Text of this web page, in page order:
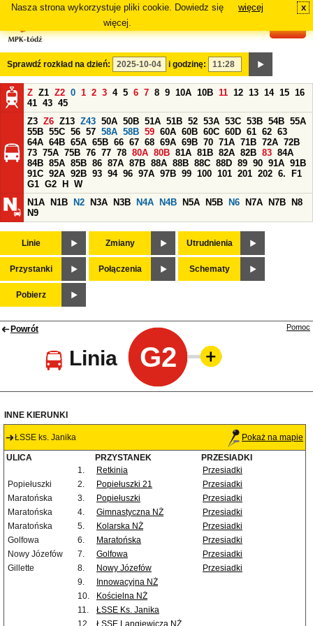
Nasza strona wykorzystuje pliki cookie. Dowiedz się
więcej.
więcej x
Sprawdź rozkład na dzień: i godzinę:
Z Z1 Z2 0 1 2 3 4 5 6 7 8 9 10A 10B 11 12 13 14 15 16
41 43 45
Z3 Z6 Z13 Z43 50A 50B 51A 51B 52 53A 53C 53B 54B 55A
55B 55C 56 57 58A 58B 59 60A 60B 60C 60D 61 62 63
64A 64B 65A 65B 66 67 68 69A 69B 70 71A 71B 72A 72B
73 75A 75B 76 77 78 80A 80B 81A 81B 82A 82B 83 84A
84B 85A 85B 86 87A 87B 88A 88B 88C 88D 89 90 91A 91B
91C 92A 92B 93 94 96 97A 97B 99 100 101 201 202 6.
F1
G1 G2 H
W
N1A
N1B N2 N3A N3B N4A N4B N5A N5B N6 N7A N7B
N8
N9
Linie Zmiany Utrudnienia
Przystanki Połączenia Schematy
Pobierz
Powrót
Linia G2
Pomoc
INNE KIERUNKI
ŁSSE ks. Janika Pokaż na mapie
ULICA PRZYSTANEK
PRZESIADKI
1.
Retkinia
Przesiadki
Popiełuszki
2. Popiełuszki 21
Przesiadki
Maratońska
3. Popiełuszki
Przesiadki
Maratońska
4. Gimnastyczna NŻ
Przesiadki
Maratońska
5. Kolarska NŻ
Przesiadki
Golfowa
6. Maratońska
Przesiadki
Nowy Józefów
7. Golfowa
Przesiadki
Gillette
8. Nowy Józefów
Przesiadki
9.
Innowacyjna NŻ
10.
Kościelna NŻ
11.
ŁSSE Ks. Janika
12.
ŁSSE Langiewicza NŻ